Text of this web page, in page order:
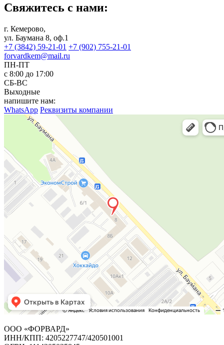
Свяжитесь с нами:
г. Кемерово,
ул. Баумана 8, оф.1
+7 (3842) 59-21-01 +7 (902) 755-21-01
forvardkem@mail.ru
ПН-ПТ
с 8:00 до 17:00
СБ-ВС
Выходные
напишите нам:
WhatsApp Реквизиты компании
ООО «ФОРВАРД»
ИНН/КПП: 4205227747/420501001